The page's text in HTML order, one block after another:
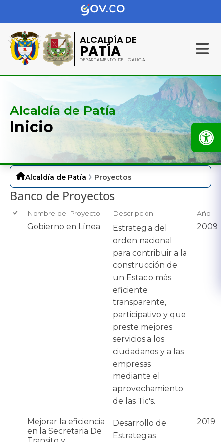
ALCALDÍA DE
PATÍA
DEPARTAMENTO DEL CAUCA
Alcaldía de Patía
Inicio
Alcaldía de Patía Proyectos
Banco de Proyectos
Nombre del Proyecto Descripción Año
Gobierno en Línea
Estrategia del
orden nacional
para contribuir a la
construcción de
un Estado más
eficiente
transparente,
participativo y que
preste mejores
servicios a los
ciudadanos y a las
empresas
mediante el
aprovechamiento
de las Tic's​.
2009
Mejorar la eficiencia
en la Secretaria De
​Desarrollo de
Estrategias
2019